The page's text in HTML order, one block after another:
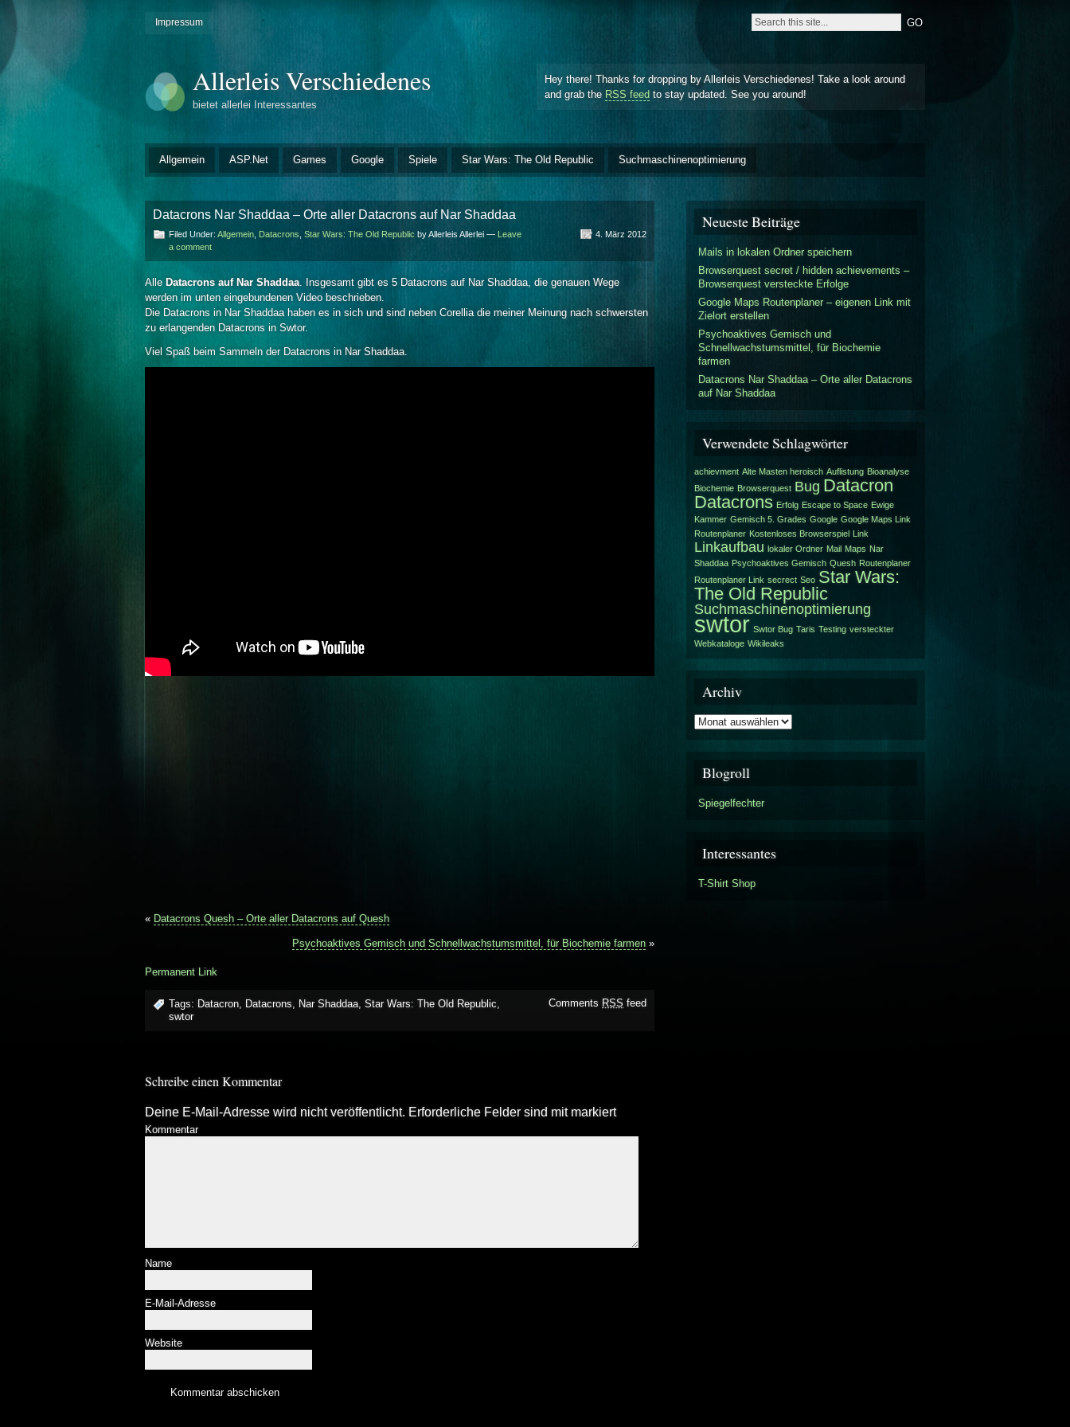
Impressum
Allerleis Verschiedenes
bietet allerlei Interessantes
Hey there! Thanks for dropping by Allerleis Verschiedenes! Take a look around
and grab the RSS feed to stay updated. See you around!
Allgemein ASP.Net Games Google Spiele Star Wars: The Old Republic Suchmaschinenoptimierung
Datacrons Nar Shaddaa – Orte aller Datacrons auf Nar Shaddaa
Filed Under: Allgemein Datacrons Star Wars: The Old Republic by Allerleis Allerlei — Leave
a comment
4. März 2012
Alle Datacrons auf Nar Shaddaa. Insgesamt gibt es 5 Datacrons auf Nar Shaddaa, die genauen Wege
werden im unten eingebundenen Video beschrieben.
Die Datacrons in Nar Shaddaa haben es in sich und sind neben Corellia die meiner Meinung nach schwersten
zu erlangenden Datacrons in Swtor.
Viel Spaß beim Sammeln der Datacrons in Nar Shaddaa.
« Datacrons Quesh – Orte aller Datacrons auf Quesh
Psychoaktives Gemisch und Schnellwachstumsmittel, für Biochemie farmen »
Permanent Link
Tags: Datacron Datacrons Nar Shaddaa Star Wars: The Old Republic
swtor
Comments RSS feed
Schreibe einen Kommentar
Deine E-Mail-Adresse wird nicht veröffentlicht. Erforderliche Felder sind mit markiert
Kommentar
Name
E-Mail-Adresse
Website
Neueste Beiträge
Mails in lokalen Ordner speichern
Browserquest secret / hidden achievements –
Browserquest versteckte Erfolge
Google Maps Routenplaner – eigenen Link mit
Zielort erstellen
Psychoaktives Gemisch und
Schnellwachstumsmittel, für Biochemie
farmen
Datacrons Nar Shaddaa – Orte aller Datacrons
auf Nar Shaddaa
Verwendete Schlagwörter
achievment Alte Masten heroisch Auflistung Bioanalyse
Biochemie Browserquest Bug Datacron
Datacrons Erfolg Escape to Space Ewige
Kammer Gemisch 5. Grades Google Google Maps Link
Routenplaner Kostenloses Browserspiel Link
Linkaufbau lokaler Ordner Mail Maps Nar
Shaddaa Psychoaktives Gemisch Quesh Routenplaner
Routenplaner Link secrect Seo Star Wars:
The Old Republic
Suchmaschinenoptimierung
swtor Swtor Bug Taris Testing versteckter
Webkataloge Wikileaks
Archiv
Archiv
Blogroll
Spiegelfechter
Interessantes
T-Shirt Shop